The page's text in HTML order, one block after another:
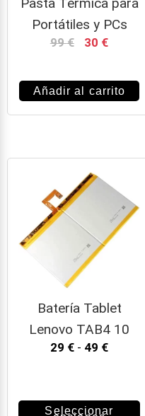
Portátiles y PCs
99€ 30 €
Añadir al carrito
Batería Tablet
Lenovo TAB4 10
29 € - 49 €
Seleccionar